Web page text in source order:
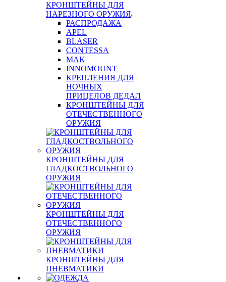
КРОНШТЕЙНЫ ДЛЯ
НАРЕЗНОГО ОРУЖИЯ
РАСПРОДАЖА
APEL
BLASER
CONTESSA
MAK
INNOMOUNT
КРЕПЛЕНИЯ ДЛЯ
НОЧНЫХ
ПРИЦЕЛОВ ДЕДАЛ
КРОНШТЕЙНЫ ДЛЯ
ОТЕЧЕСТВЕННОГО
ОРУЖИЯ
КРОНШТЕЙНЫ ДЛЯ
ГЛАДКОСТВОЛЬНОГО
ОРУЖИЯ
КРОНШТЕЙНЫ ДЛЯ
ОТЕЧЕСТВЕННОГО
ОРУЖИЯ
КРОНШТЕЙНЫ ДЛЯ
ПНЕВМАТИКИ